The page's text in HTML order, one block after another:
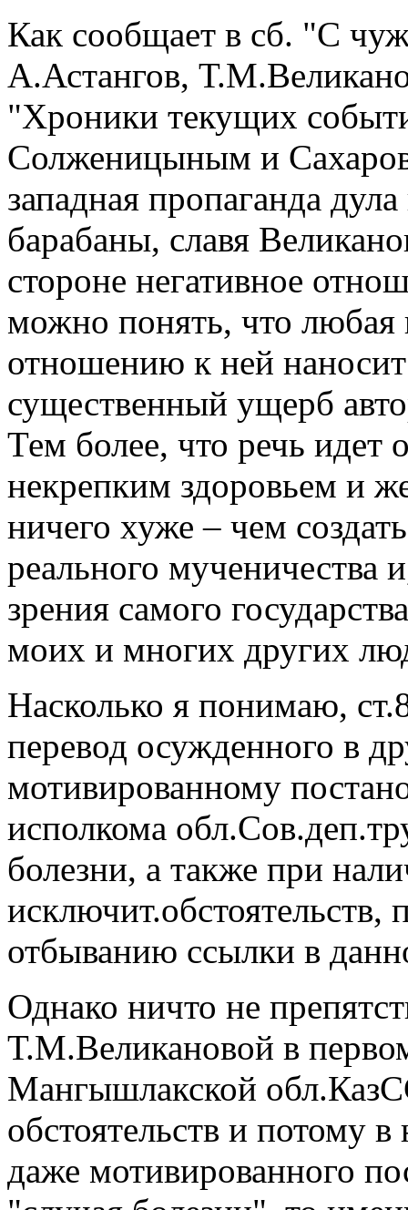
Как сообщает в сб. "С
А.Астангов,
"Хроники текущих
Солженицыным и
западная пропаганда
барабаны, славя
стороне негативное
можно понять, что любая
отношению к ней
существенный ущерб
Тем более, что речь
некрепким здоровьем и
ничего хуже – чем
реального мученичества
зрения самого
моих и многих других
Насколько я понимаю,
перевод осужденного в
мотивированному
исполкома
болезни, а также при
отбыванию ссылки в
Однако ничто не
Т.М.Великановой в
Мангышлакской
обстоятельств и потому
даже мотивированного